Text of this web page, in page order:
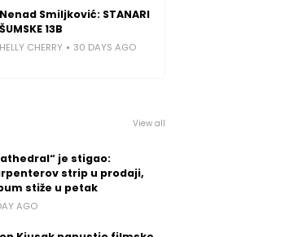
Nenad Smiljković: STANARI
ŠUMSKE 13B
HELLY CHERRY 30 DAYS AGO
View all
je stigao:
strip u prodaji,
stiže u petak
AGO